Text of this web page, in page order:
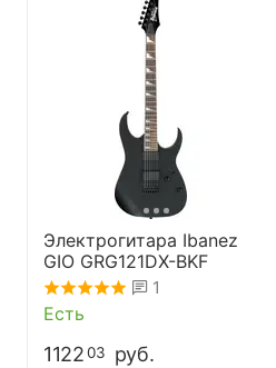
Электрогитара Ibanez
GIO GRG121DX-BKF
1
Есть
1122 03 руб.